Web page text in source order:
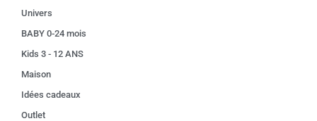
Univers
BABY 0-24 mois
Kids 3 - 12 ANS
Maison
Idées cadeaux
Outlet